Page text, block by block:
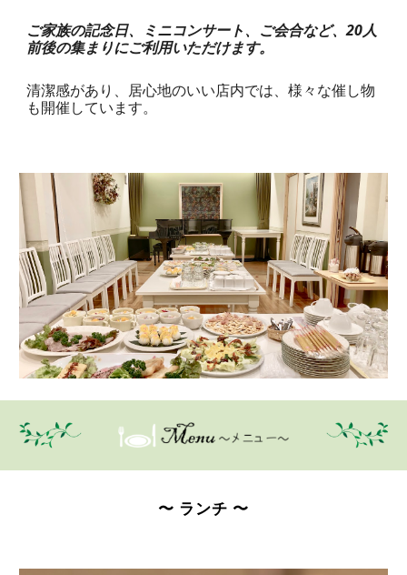
ご家族の記念日、ミニコンサート、ご会合など、20人
前後の集まりにご利用いただけます。
清潔感があり、居心地のいい店内では、様々な催し物
も開催しています。
〜 ランチ 〜